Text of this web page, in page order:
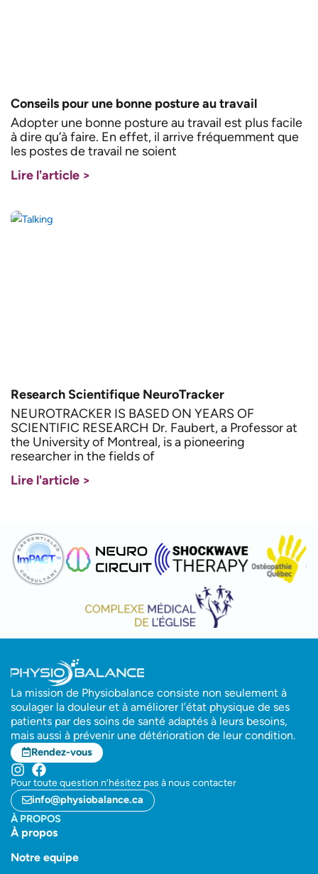
Conseils pour une bonne posture au travail
Adopter une bonne posture au travail est plus facile
à dire qu’à faire. En effet, il arrive fréquemment que
les postes de travail ne soient
Lire l'article >
Research Scientifique NeuroTracker
NEUROTRACKER IS BASED ON YEARS OF
SCIENTIFIC RESEARCH Dr. Faubert, a Professor at
the University of Montreal, is a pioneering
researcher in the fields of
Lire l'article >
La mission de Physiobalance consiste non seulement à
soulager la douleur et à améliorer l’état physique de ses
patients par des soins de santé adaptés à leurs besoins,
mais aussi à prévenir une détérioration de leur condition.
Rendez-vous
Pour toute question n’hésitez pas à nous contacter
info@physiobalance.ca
À PROPOS
À propos
Notre equipe